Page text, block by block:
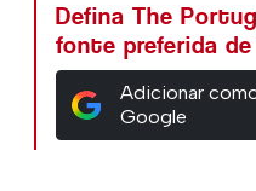
Defina The
fonte preferida
Adicionar
Google